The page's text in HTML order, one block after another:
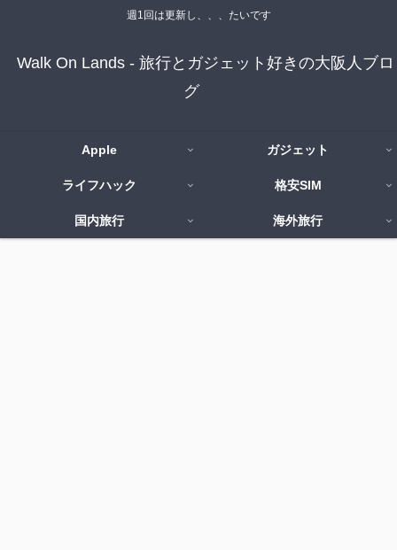
週1回は更新し、、、たいです
Walk On Lands - 旅行とガジェット好きの大阪人ブロ
グ
Apple ガジェット
ライフハック 格安SIM
国内旅行 海外旅行